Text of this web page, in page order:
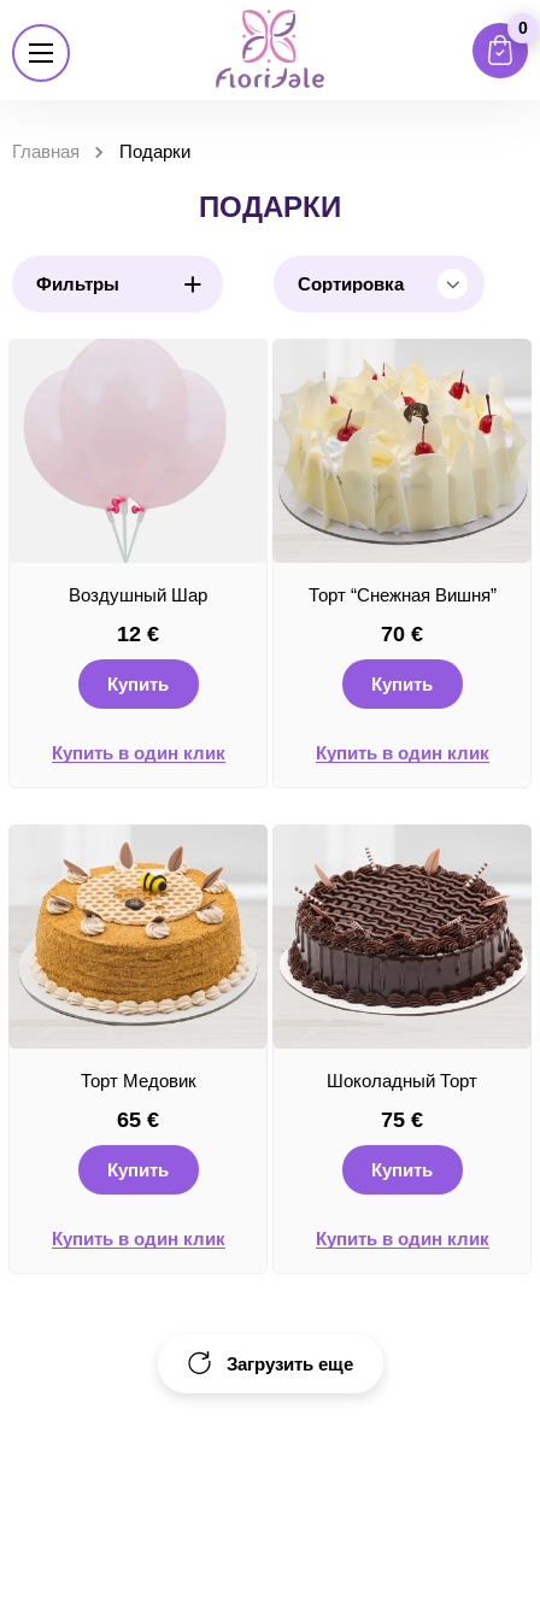
0
Главная Подарки
ПОДАРКИ
Фильтры + Сортировка
Воздушный Шар
12 €
Купить
Купить в один клик
Торт “Снежная Вишня”
70 €
Купить
Купить в один клик
Торт Медовик
65 €
Купить
Купить в один клик
Шоколадный Торт
75 €
Купить
Купить в один клик
Загрузить еще